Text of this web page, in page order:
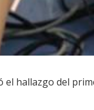
hallazgo del